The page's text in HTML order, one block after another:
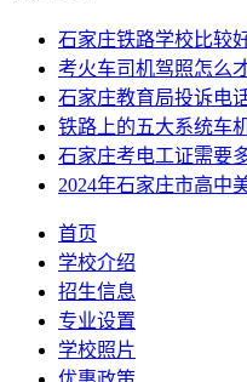
石家庄铁路学校比较
考火车司机驾照怎么
石家庄教育局投诉电
铁路上的五大系统车
石家庄考电工证需要
2024年石家庄市高中
首页
学校介绍
招生信息
专业设置
学校照片